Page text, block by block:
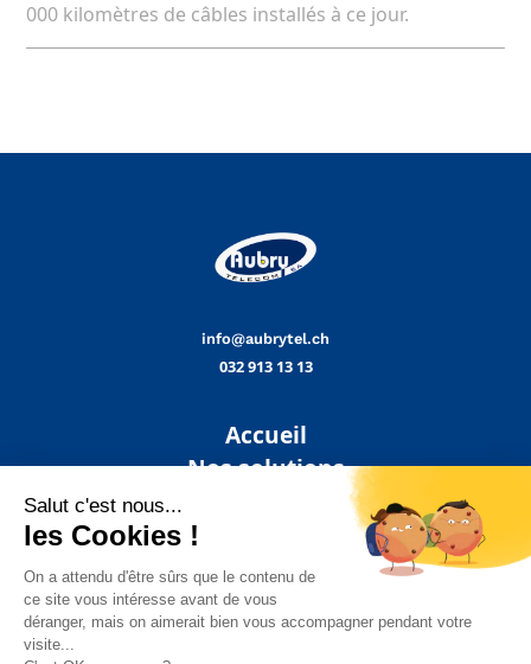
000 kilomètres de câbles installés à ce jour.
info@aubrytel.ch
032 913 13 13
Accueil
Nos solutions
A propos de nous
Contact